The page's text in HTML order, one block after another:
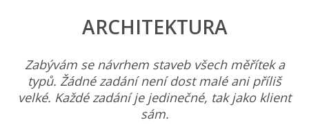
ARCHITEKTURA
Zabývám se návrhem staveb všech měřítek a
typů. Žádné zadání není dost malé ani příliš
velké. Každé zadání je jedinečné, tak jako klient
sám.